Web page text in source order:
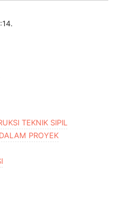
TEKNIK SIPIL
PROYEK